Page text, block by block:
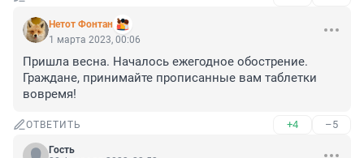
Нетот Фонтан
1 марта 2023, 00:06
Пришла весна. Началось ежегодное обострение.
Граждане, принимайте прописанные вам таблетки
вовремя!
ОТВЕТИТЬ +4 –5
Гость